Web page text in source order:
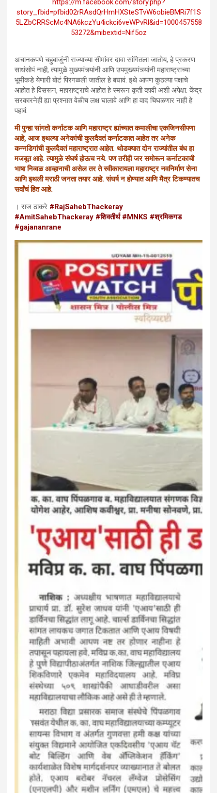
story_fbid=pfbid02rRAsdQrHmHXSteSTvW6obieBMRi7f1S
5LZbCRRScMc4NA6kczYu4ickci6veWPvRl&id=1000457558
53272&mibextid=Nif5oz
अचानकपणे चहुबाजुंनी राज्याच्या सीमांवर दावा सांगितला जातोय, हे प्रकरण
साधंसोपं नाही, त्यामुळे मुख्यमंत्र्यांनी आणि उपमुख्यमंत्र्यांनी महाराष्ट्राच्या
भूमीकडे येणारी बोटं पिरगळली जातील हे बघावं. इथे आपण कुठल्या पक्षाचे
आहोत हे विसरून, महाराष्ट्राचे आहोत हे स्मरून कृती व्हावी अशी अपेक्षा. केंद्र
सरकारनेही ह्या प्रश्नात वेळीच लक्ष घालावे आणि हा वाद चिघळणार नाही हे
पहावं.
मी पुन्हा सांगतो कर्नाटक आणि महाराष्ट्र ह्यांच्यात कमालीचा एकजिनसीपणा
आहे, आज इथल्या अनेकांची कुलदैवतं कर्नाटकात आहेत तर अनेक
कन्नडिगांची कुलदैवतं महाराष्ट्रात आहेत. थोडक्यात दोन राज्यांतील बंध हा
मजबूत आहे. त्यामुळे संघर्ष होऊच नये. पण तरीही जर समोरून कर्नाटकाची
भाषा निव्वळ आव्हानाची असेल तर ते स्वीकारायला महाराष्ट्र नवनिर्माण सेना
आणि इथली मराठी जनता तयार आहे. संघर्ष न होण्यात आणि मैत्र टिकण्यातच
सर्वांचं हित आहे.
। राज ठाकरे #RajSahebThackeray
#AmitSahebThackeray #शिवतीर्थ #MNKS #श्रमिकगड
#gajananrane